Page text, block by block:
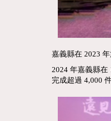
嘉義縣在 2023
2024 年嘉義縣
完成超過 4,000